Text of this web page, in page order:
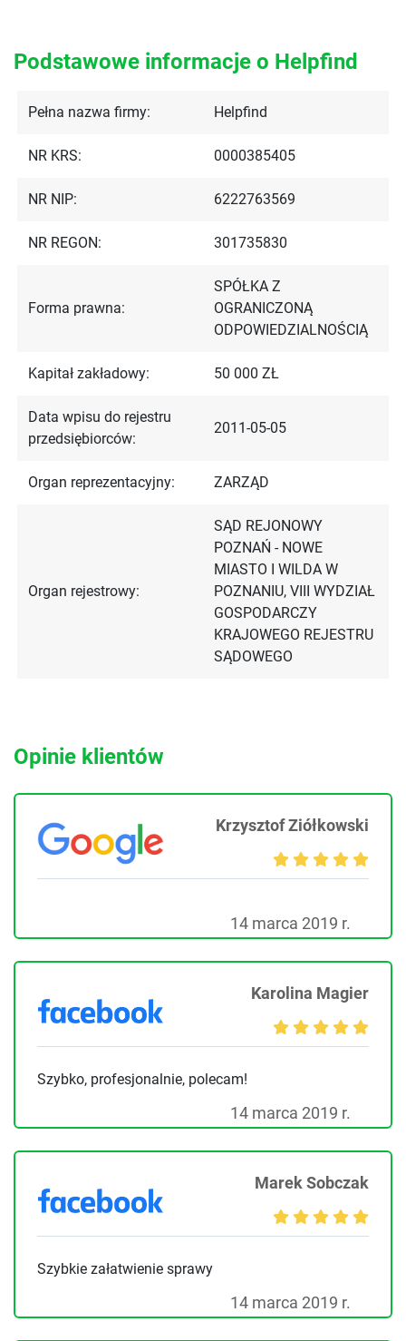
Podstawowe informacje o Helpfind
Pełna nazwa firmy: Helpfind
NR KRS: 0000385405
NR NIP: 6222763569
NR REGON: 301735830
Forma prawna:
SPÓŁKA Z
OGRANICZONĄ
ODPOWIEDZIALNOŚCIĄ
Kapitał zakładowy: 50 000 ZŁ
Data wpisu do rejestru
przedsiębiorców:
2011-05-05
Organ reprezentacyjny: ZARZĄD
Organ rejestrowy:
SĄD REJONOWY
POZNAŃ - NOWE
MIASTO I WILDA W
POZNANIU, VIII WYDZIAŁ
GOSPODARCZY
KRAJOWEGO REJESTRU
SĄDOWEGO
Opinie klientów
Krzysztof Ziółkowski
14 marca 2019 r.
Karolina Magier
Szybko, profesjonalnie, polecam!
14 marca 2019 r.
Marek Sobczak
Szybkie załatwienie sprawy
14 marca 2019 r.